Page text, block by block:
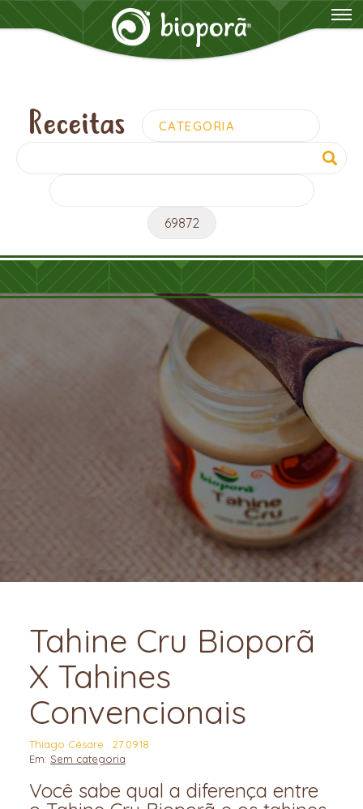
Receitas
Pesquisar
por:
Tahine Cru Bioporã
X Tahines
Convencionais
Thiago Césare . 27.09.18
Em: Sem categoria
Você sabe qual a diferença entre